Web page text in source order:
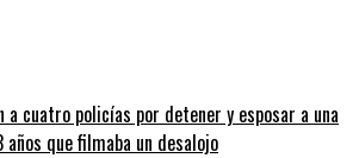
a cuatro policías por detener y esposar a una
años que filmaba un desalojo